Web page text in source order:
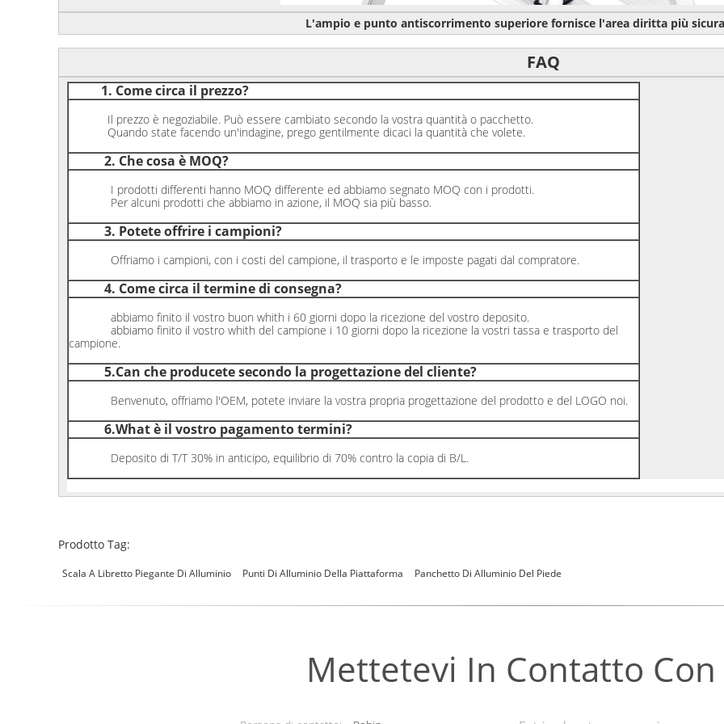
L'ampio e punto antiscorrimento superiore fornisce l'area diritta più
FAQ
1. Come circa il prezzo?
Il prezzo è negoziabile. Può essere cambiato secondo la vostra quantità o pacchetto.
Quando state facendo un'indagine, prego gentilmente dicaci la quantità che volete.
2. Che cosa è MOQ?
I prodotti differenti hanno MOQ differente ed abbiamo segnato MOQ con i prodotti.
Per alcuni prodotti che abbiamo in azione, il MOQ sia più basso.
3. Potete offrire i campioni?
Offriamo i campioni, con i costi del campione, il trasporto e le imposte pagati dal compratore.
4. Come circa il termine di consegna?
abbiamo finito il vostro buon whith i 60 giorni dopo la ricezione del vostro deposito.
abbiamo finito il vostro whith del campione i 10 giorni dopo la ricezione la vostri tassa e trasporto del
campione.
5.Can che producete secondo la progettazione del cliente?
Benvenuto, offriamo l'OEM, potete inviare la vostra propria progettazione del prodotto e del LOGO noi.
6.What è il vostro pagamento termini?
Deposito di T/T 30% in anticipo, equilibrio di 70% contro la copia di B/L.
Prodotto Tag:
Scala A Libretto Piegante Di Alluminio Punti Di Alluminio Della Piattaforma Panchetto Di Alluminio Del Piede
Mettetevi In ​​contatto